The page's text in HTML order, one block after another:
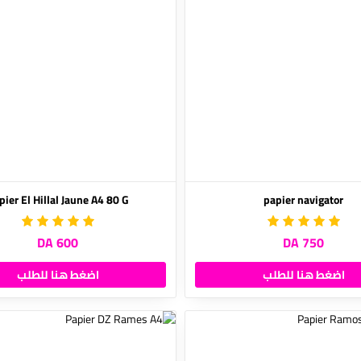
papier navigator
750 DA
اضغط هنا للطلب
El Hillal Jaune A4 80 G
600 DA
اضغط هنا للطلب